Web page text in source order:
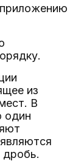
из
В
один
дробь.